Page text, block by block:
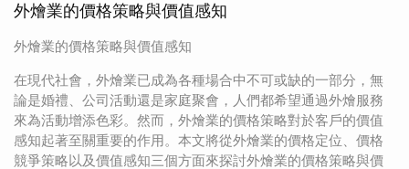
外燴業的價格策略與價值感知
外燴業的價格策略與價值感知
在現代社會，外燴業已成為各種場合中不可或缺的一部分，無
論是婚禮、公司活動還是家庭聚會，人們都希望通過外燴服務
來為活動增添色彩。然而，外燴業的價格策略對於客戶的價值
感知起著至關重要的作用。本文將從外燴業的價格定位、價格
競爭策略以及價值感知三個方面來探討外燴業的價格策略與價